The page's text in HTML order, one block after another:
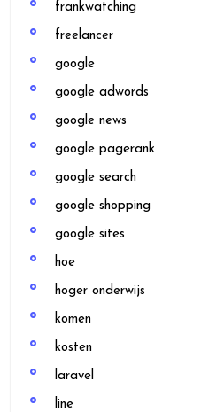
frankwatching
freelancer
google
google adwords
google news
google pagerank
google search
google shopping
google sites
hoe
hoger onderwijs
komen
kosten
laravel
line